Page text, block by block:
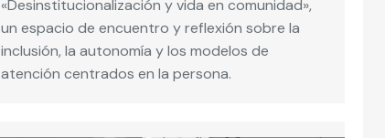
«Desinstitucionalización y vida en comunidad»,
un espacio de encuentro y reflexión sobre la
inclusión, la autonomía y los modelos de
atención centrados en la persona.